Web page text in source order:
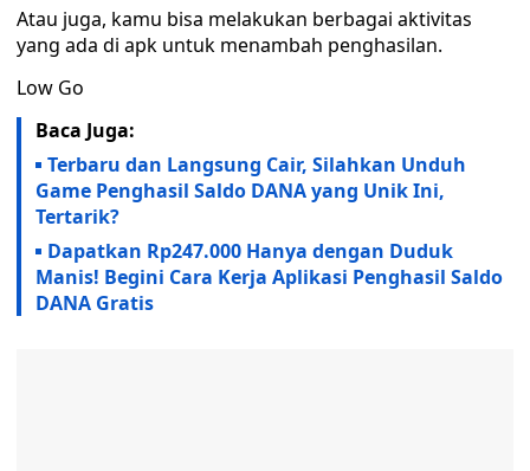
Atau juga, kamu bisa melakukan berbagai aktivitas
yang ada di apk untuk menambah penghasilan.
Low Go
Baca Juga:
Terbaru dan Langsung Cair, Silahkan Unduh
Game Penghasil Saldo DANA yang Unik Ini,
Tertarik?
Dapatkan Rp247.000 Hanya dengan Duduk
Manis! Begini Cara Kerja Aplikasi Penghasil Saldo
DANA Gratis